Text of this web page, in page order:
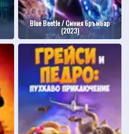
Blue Beetle / Синия бръмбар
(2023)